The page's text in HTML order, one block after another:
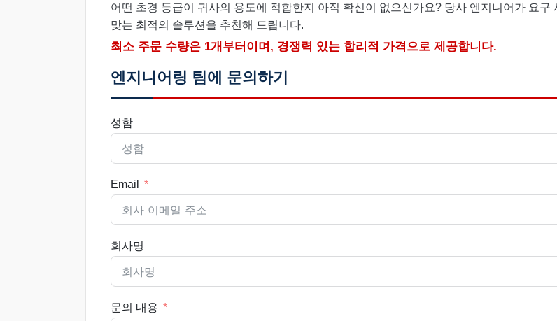
어떤 초경 등급이 귀사의 용도에 적합한지 아직 확신이 없으신가요? 당사 엔지니어가 요구
맞는 최적의 솔루션을 추천해 드립니다.
최소 주문 수량은 1개부터이며, 경쟁력 있는 합리적 가격으로 제공합니다.
엔지니어링 팀에 문의하기
성함
Email
회사명
문의 내용